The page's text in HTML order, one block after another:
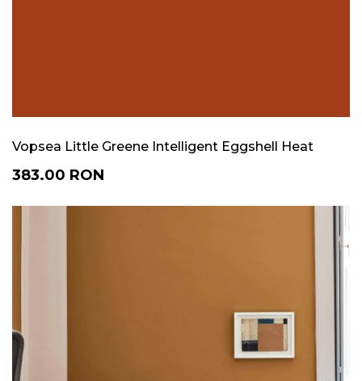
Vopsea Little Greene Intelligent Eggshell Heat
383.00 RON